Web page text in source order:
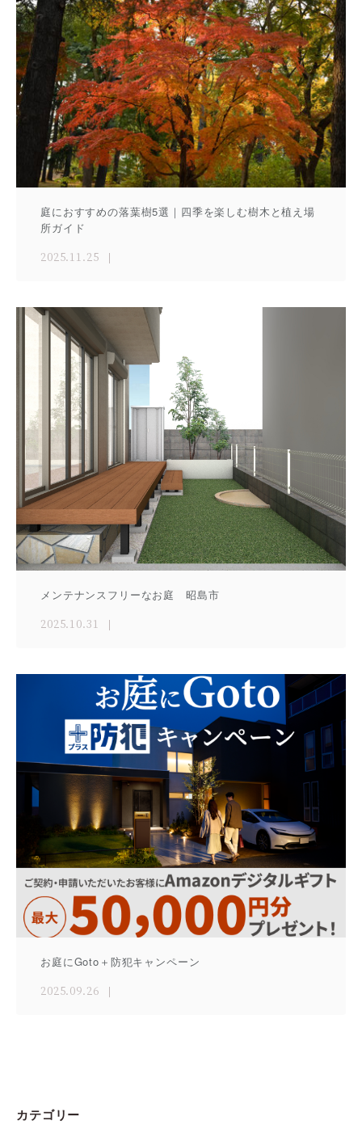
庭におすすめの落葉樹5選｜四季を楽しむ樹木と植え場
所ガイド
2025.11.25
メンテナンスフリーなお庭 昭島市
2025.10.31
お庭にGoto＋防犯キャンペーン
2025.09.26
カテゴリー